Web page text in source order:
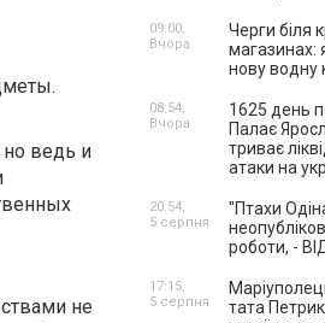
но ведь и
не
Черги біля
магазинах:
нову водну
09:00,
Вчора
1625 день
Палає
триває
атаки на
08:54,
Вчора
"Птахи
роботи, -
20:54,
5 серпня
тата
17:15,
5 серпня